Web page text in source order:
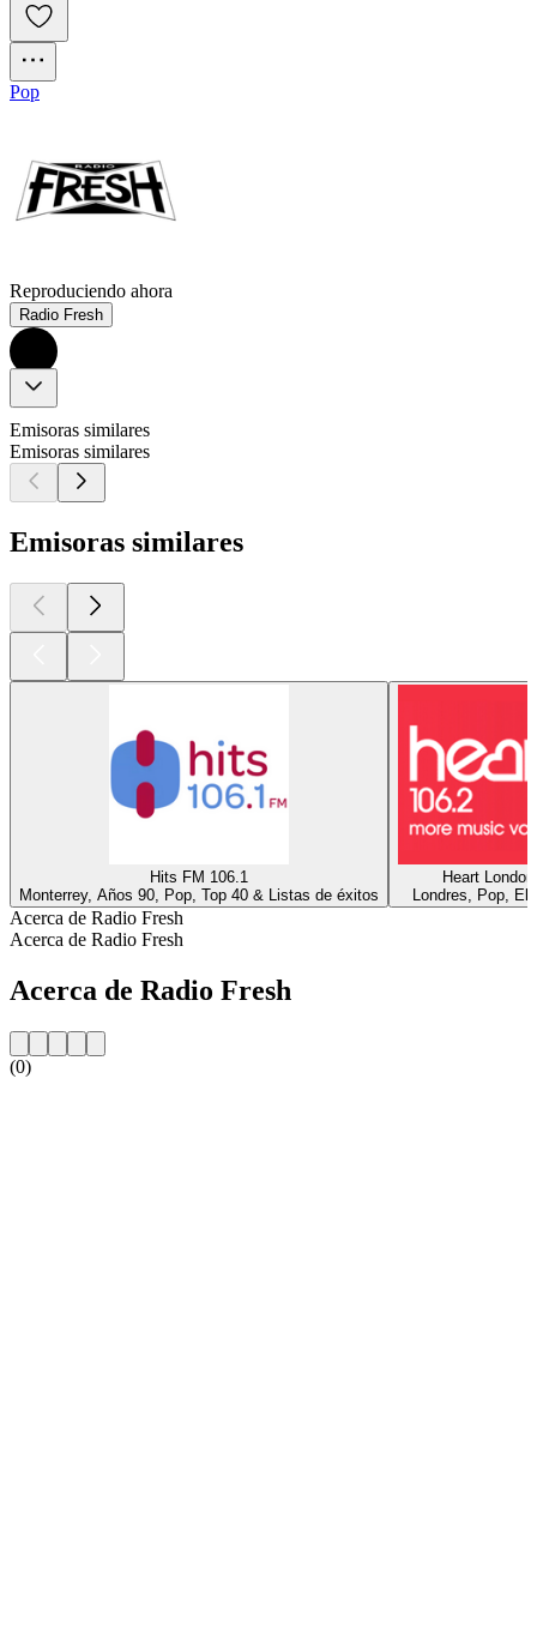
Pop
Reproduciendo ahora
Radio Fresh
Emisoras similares
Emisoras similares
Emisoras similares
Hits FM 106.1
Monterrey, Años 90, Pop, Top 40 & Listas de éxitos
Heart London
Londres, Pop,
Acerca de Radio Fresh
Acerca de Radio Fresh
Acerca de Radio Fresh
(0)